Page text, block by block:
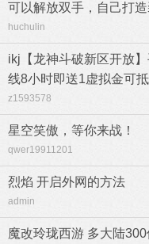
可以解放双手，自己打造
huchulin
ikj【龙神斗破新区开放
线8小时即送1虚拟金可
z1593578
星空笑傲，等你来战！
qwer19911201
烈焰 开启外网的方法
admin
魔改玲珑西游 多大陆